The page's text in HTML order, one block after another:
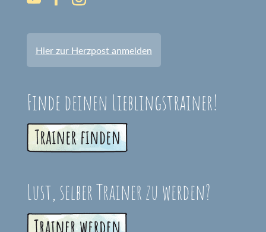
Hier zur Herzpost anmelden
Finde deinen Lieblingstrainer!
Lust, selber Trainer zu werden?